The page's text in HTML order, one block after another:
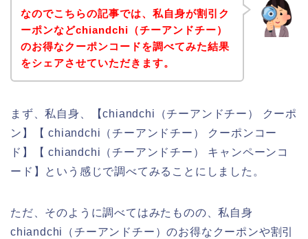
なのでこちらの記事では、私自身が割引ク
ーポンなどchiandchi（チーアンドチー）
のお得なクーポンコードを調べてみた結果
をシェアさせていただきます。
まず、私自身、【chiandchi（チーアンドチー） クーポ
ン】【 chiandchi（チーアンドチー） クーポンコー
ド】【 chiandchi（チーアンドチー） キャンペーンコ
ード】という感じで調べてみることにしました。
ただ、そのように調べてはみたものの、私自身
chiandchi（チーアンドチー）のお得なクーポンや割引